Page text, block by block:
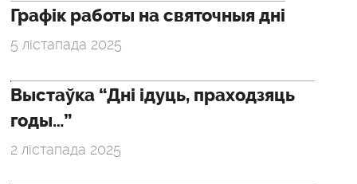
Графік работы на святочныя дні
5 лістапада 2025
Выстаўка “Дні ідуць, праходзяць
годы…”
2 лістапада 2025